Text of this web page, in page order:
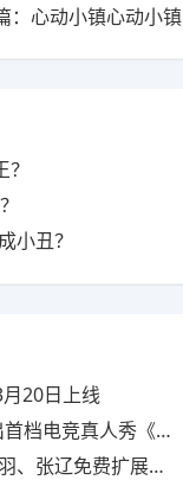
：心动小镇心动小镇
小丑？
20日上线
秀《寻找下一个Sky》
免费扩展包现已上线